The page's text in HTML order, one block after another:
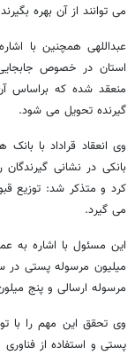
می توانند از آن بهره
عبداللهی همچنین با
استان در خصوص جابجایی
منعقد شده که براساس
گیرنده تحویل می شود.
وی انعقاد قراداد با
بانکی در نشانی
کرد و متذکر شد: توزیع
می گیرد.
مرسوله ارسالی و پنج
پستی و استفاده از